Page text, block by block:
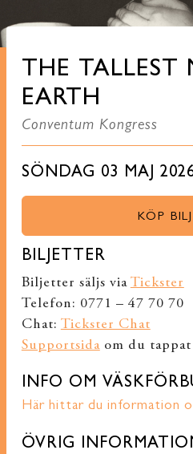
THE
EARTH
Conventum Kongress
SÖNDAG 03 MAJ
KÖP
BILJETTER
Biljetter säljs via Tickster
Telefon: 0771 – 47 70 70
Chat: Tickster Chat
Supportsidaom du
INFO OM
Här hittar du information
ÖVRIG